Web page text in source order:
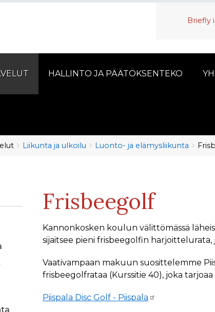
Briefly
HALLINTO JA PÄÄTÖKSENTEKO
Liikunta ja ulkoilu Luonto- ja elämysliikunta
Frisbeegolf
Kannonkosken koulun välittömässä
sijaitsee pieni frisbeegolfin harjoittelurata,
Vaativampaan makuun suosittelemme
frisbeegolfrataa (Kurssitie 40), joka
Piispala Disc Golf - Piispala